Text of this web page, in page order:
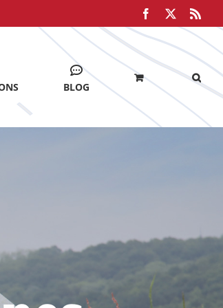
Facebook
BLOG